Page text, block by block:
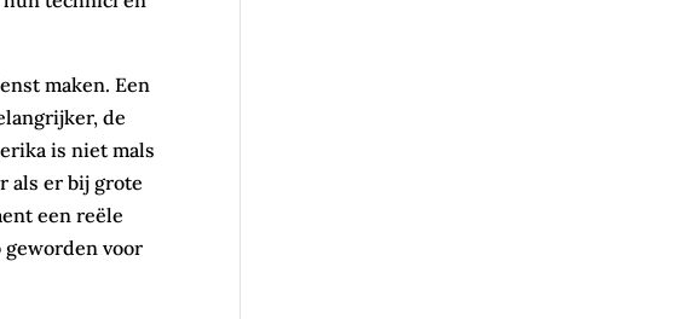
maken. Een
de
is niet mals
als er bij grote
een reële
voor